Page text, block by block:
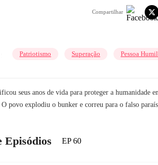
Compartilhar
Patriotismo Superação Pessoa
seus anos de vida para proteger a
povo explodiu o bunker e correu para o falso
Episódios EP 60